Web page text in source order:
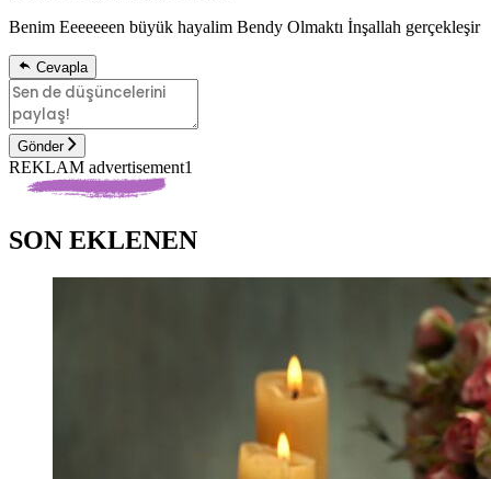
Benim Eeeeeeen büyük hayalim Bendy Olmaktı İnşallah gerçekleşir
Cevapla
Gönder
REKLAM advertisement1
SON EKLENEN